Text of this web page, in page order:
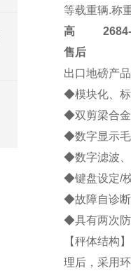
等载重辆.称
高2684-
售后
出口地磅产
◆模块化、标
◆双剪梁合金
◆数字显示毛
◆数字滤波、
◆键盘设定/
◆故障自诊断
◆具有两次防
【秤体结构
理后，采用